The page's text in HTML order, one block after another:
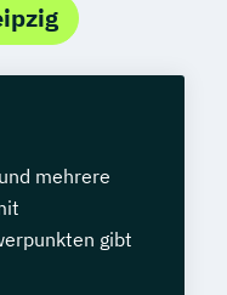
mehrere
gibt